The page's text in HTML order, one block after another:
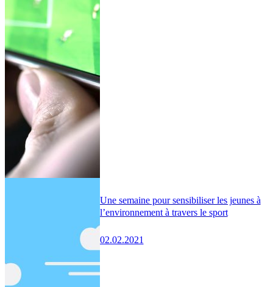
Une semaine pour sensibiliser les jeunes à
l’environnement à travers le sport
02.02.2021